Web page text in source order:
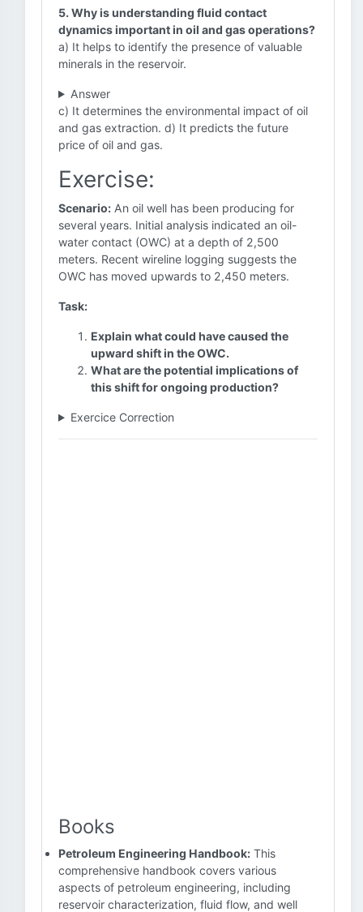
5. Why is understanding fluid contact
dynamics important in oil and gas operations?
a) It helps to identify the presence of valuable
minerals in the reservoir.
Answer
c) It determines the environmental impact of oil
and gas extraction. d) It predicts the future
price of oil and gas.
Exercise:
Scenario: An oil well has been producing for
several years. Initial analysis indicated an oil-
water contact (OWC) at a depth of 2,500
meters. Recent wireline logging suggests the
OWC has moved upwards to 2,450 meters.
Task:
Explain what could have caused the
upward shift in the OWC.
What are the potential implications of
this shift for ongoing production?
Exercice Correction
Books
Petroleum Engineering Handbook: This
comprehensive handbook covers various
aspects of petroleum engineering, including
reservoir characterization, fluid flow, and well